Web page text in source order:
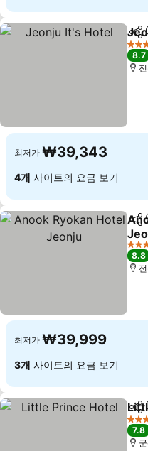
공유
3 성
8.7
최저가 ₩39,343
4개 사이트의 요금 보기
공유
요
3 성
8.8
최저가 ₩39,999
3개 사이트의 요금 보기
공유
3 성
7.8